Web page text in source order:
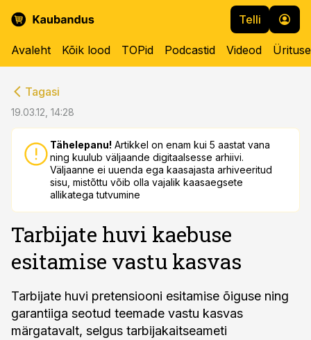
Telli
Avaleht Kõik lood TOPid Podcastid Videod
Tagasi
19.03.12, 14:28
Tähelepanu! Artikkel on enam kui 5 aastat vana
ning kuulub väljaande digitaalsesse arhiivi.
Väljaanne ei uuenda ega kaasajasta arhiveeritud
sisu, mistõttu võib olla vajalik kaasaegsete
allikatega tutvumine
Tarbijate huvi kaebuse
esitamise vastu kasvas
Tarbijate huvi pretensiooni esitamise õiguse ning
garantiiga seotud teemade vastu kasvas
märgatavalt, selgus tarbijakaitseameti